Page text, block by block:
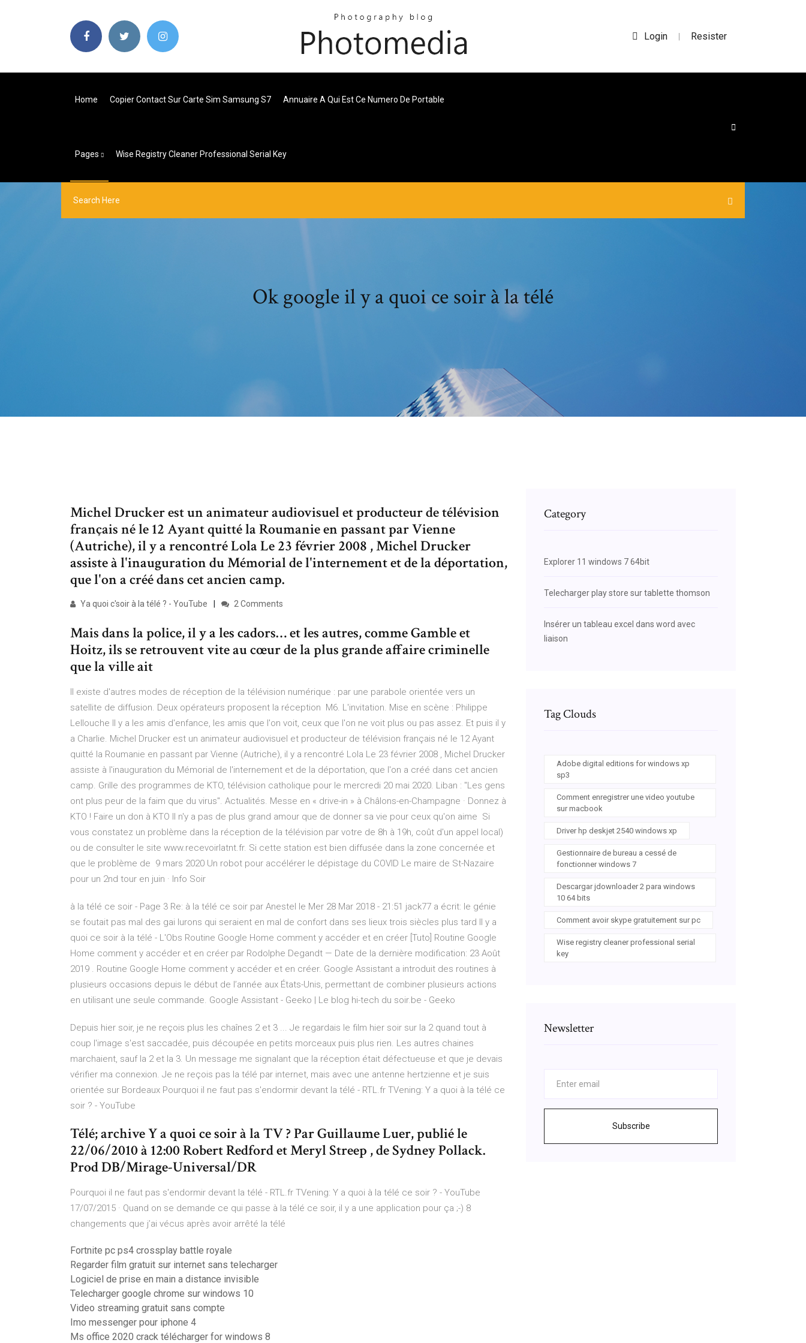
Login | Resister
Home Copier Contact Sur Carte Sim Samsung S7 Annuaire A Qui Est Ce Numero De Portable
Pages Wise Registry Cleaner Professional Serial Key
Ok google il y a quoi ce soir à la télé
Michel Drucker est un animateur audiovisuel et producteur de télévision
français né le 12 Ayant quitté la Roumanie en passant par Vienne
(Autriche), il y a rencontré Lola Le 23 février 2008 , Michel Drucker
assiste à l'inauguration du Mémorial de l'internement et de la déportation,
que l'on a créé dans cet ancien camp.
Ya quoi c'soir à la télé ? - YouTube 2 Comments
Mais dans la police, il y a les cadors… et les autres, comme Gamble et
Hoitz, ils se retrouvent vite au cœur de la plus grande affaire criminelle
que la ville ait
Il existe d'autres modes de réception de la télévision numérique : par une parabole orientée vers un
satellite de diffusion. Deux opérateurs proposent la réception M6. L'invitation. Mise en scène : Philippe
Lellouche Il y a les amis d'enfance, les amis que l'on voit, ceux que l'on ne voit plus ou pas assez. Et puis il y
a Charlie. Michel Drucker est un animateur audiovisuel et producteur de télévision français né le 12 Ayant
quitté la Roumanie en passant par Vienne (Autriche), il y a rencontré Lola Le 23 février 2008 , Michel Drucker
assiste à l'inauguration du Mémorial de l'internement et de la déportation, que l'on a créé dans cet ancien
camp. Grille des programmes de KTO, télévision catholique pour le mercredi 20 mai 2020. Liban : "Les gens
ont plus peur de la faim que du virus". Actualités. Messe en « drive-in » à Châlons-en-Champagne · Donnez à
KTO ! Faire un don à KTO Il n'y a pas de plus grand amour que de donner sa vie pour ceux qu'on aime Si
vous constatez un problème dans la réception de la télévision par votre de 8h à 19h, coût d'un appel local)
ou de consulter le site www.recevoirlatnt.fr. Si cette station est bien diffusée dans la zone concernée et
que le problème de 9 mars 2020 Un robot pour accélérer le dépistage du COVID Le maire de St-Nazaire
pour un 2nd tour en juin · Info Soir
à la télé ce soir - Page 3 Re: à la télé ce soir par Anestel le Mer 28 Mar 2018 - 21:51 jack77 a écrit: le génie
se foutait pas mal des gai lurons qui seraient en mal de confort dans ses lieux trois siècles plus tard Il y a
quoi ce soir à la télé - L'Obs Routine Google Home comment y accéder et en créer [Tuto] Routine Google
Home comment y accéder et en créer par Rodolphe Degandt — Date de la dernière modification: 23 Août
2019 . Routine Google Home comment y accéder et en créer. Google Assistant a introduit des routines à
plusieurs occasions depuis le début de l’année aux États-Unis, permettant de combiner plusieurs actions
en utilisant une seule commande. Google Assistant - Geeko | Le blog hi-tech du soir.be - Geeko
Depuis hier soir, je ne reçois plus les chaînes 2 et 3 ... Je regardais le film hier soir sur la 2 quand tout à
coup l'image s'est saccadée, puis découpée en petits morceaux puis plus rien. Les autres chaines
marchaient, sauf la 2 et la 3. Un message me signalant que la réception était défectueuse et que je devais
vérifier ma connexion. Je ne reçois pas la télé par internet, mais avec une antenne hertzienne et je suis
orientée sur Bordeaux Pourquoi il ne faut pas s'endormir devant la télé - RTL.fr TVening: Y a quoi à la télé ce
soir ? - YouTube
Télé; archive Y a quoi ce soir à la TV ? Par Guillaume Luer, publié le
22/06/2010 à 12:00 Robert Redford et Meryl Streep , de Sydney Pollack.
Prod DB/Mirage-Universal/DR
Pourquoi il ne faut pas s'endormir devant la télé - RTL.fr TVening: Y a quoi à la télé ce soir ? - YouTube
17/07/2015 · Quand on se demande ce qui passe à la télé ce soir, il y a une application pour ça ;-) 8
changements que j’ai vécus après avoir arrêté la télé
Fortnite pc ps4 crossplay battle royale
Regarder film gratuit sur internet sans telecharger
Logiciel de prise en main a distance invisible
Telecharger google chrome sur windows 10
Video streaming gratuit sans compte
Imo messenger pour iphone 4
Ms office 2020 crack télécharger for windows 8
Category
Explorer 11 windows 7 64bit
Telecharger play store sur tablette thomson
Insérer un tableau excel dans word avec
liaison
Tag Clouds
Adobe digital editions for windows xp
sp3
Comment enregistrer une video youtube
sur macbook
Driver hp deskjet 2540 windows xp
Gestionnaire de bureau a cessé de
fonctionner windows 7
Descargar jdownloader 2 para windows
10 64 bits
Comment avoir skype gratuitement sur pc
Wise registry cleaner professional serial
key
Newsletter
Subscribe